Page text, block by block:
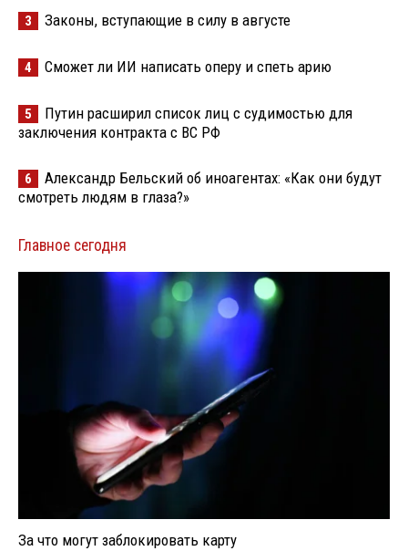
3 Законы, вступающие в силу в августе
4 Сможет ли ИИ написать оперу и спеть арию
5
Путин расширил список лиц с судимостью для
заключения контракта с ВС РФ
6
Александр Бельский об иноагентах: «Как они будут
смотреть людям в глаза?»
Главное сегодня
За что могут заблокировать карту